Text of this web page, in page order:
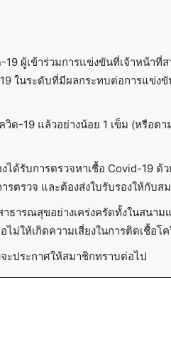
ผู้เข้าร่วมการแข่งขันที่เจ้าหน้าที่
ในระดับที่มีผลกระทบต่อการแข่ง
ด-19 แล้วอย่างน้อย 1 เข็ม (หรือต
ด้รับการตรวจหาเชื้อ Covid-19 ด้ว
ตรวจ และต้องส่งใบรับรองให้กับส
ธารณสุขอย่างเคร่งครัดทั้งในสนา
ม่ให้เกิดความเสี่ยงในการติดเชื้อโ
ะประกาศให้สมาชิกทราบต่อไป